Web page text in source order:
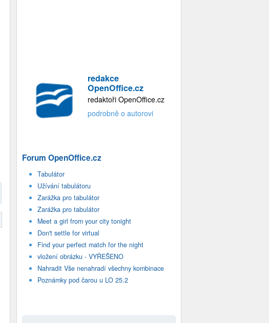
redakce
OpenOffice.cz
redaktoři OpenOffice.cz
podrobně o autorovi
Forum OpenOffice.cz
Tabulátor
Užívání tabulátoru
Zarážka pro tabulátor
Zarážka pro tabulátor
Meet a girl from your city tonight
Don't settle for virtual
Find your perfect match for the night
vložení obrázku - VYŘEŠENO
Nahradit Vše nenahradí všechny kombinace
Poznámky pod čarou u LO 25.2